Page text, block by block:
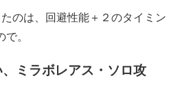
のは、回避性能＋２のタイミン
。
ミラボレアス・ソロ攻